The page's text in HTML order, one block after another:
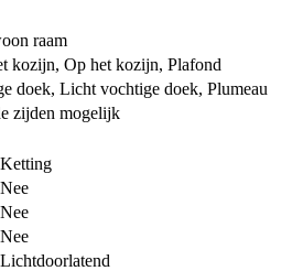
raam
kozijn, Op het kozijn, Plafond
doek, Licht vochtige doek, Plumeau
zijden mogelijk
Ketting
Nee
Nee
Nee
Lichtdoorlatend